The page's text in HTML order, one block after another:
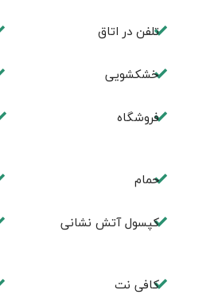
تلفن در اتاق
خشکشویی
فروشگاه
حمام
کپسول آتش نشانی
کافی نت